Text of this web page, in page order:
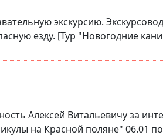
экскурсию.
езду. [Тур "Новогодние
Алексей Витальевичу за
на Красной поляне" 06.01